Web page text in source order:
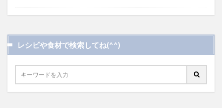
レシピや食材で検索してね(^^)